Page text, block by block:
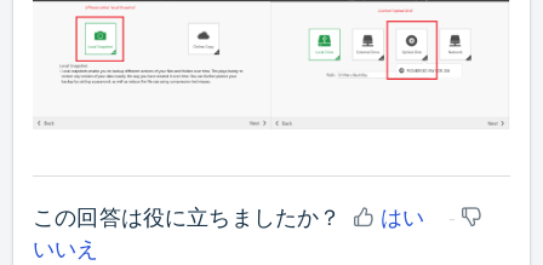
この回答は役に立ちましたか？
はい
いいえ